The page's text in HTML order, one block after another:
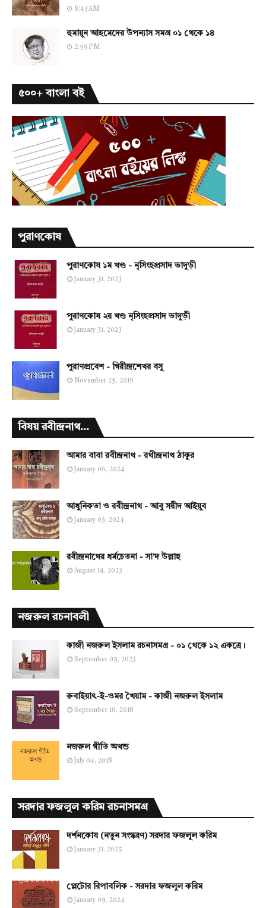
8:43 AM
হুমায়ূন আহমেদের উপন্যাস সমগ্র ০১ থেকে ১৪
2:59 PM
৫০০+ বাংলা বই
পুরাণকোষ
পুরাণকোষ ১ম খণ্ড - নৃসিংহপ্রসাদ ভাদুড়ী
January 31, 2023
পুরাণকোষ ২য় খণ্ড নৃসিংহপ্রসাদ ভাদুড়ী
January 31, 2023
পুরাণপ্রবেশ - গিরীন্দ্রশেখর বসু
November 25, 2019
বিষয় রবীন্দ্রনাথ...
আমার বাবা রবীন্দ্রনাথ - রথীন্দ্রনাথ ঠাকুর
January 06, 2024
আধুনিকতা ও রবীন্দ্রনাথ - আবু সয়ীদ আইয়ুব
January 03, 2024
রবীন্দ্রনাথের ধর্মচেতনা - সা'দ উল্লাহ
August 14, 2023
নজরুল রচনাবলী
কাজী নজরুল ইসলাম রচনাসমগ্র - ০১ থেকে ১২ একত্রে।
September 05, 2023
রুবাইয়াৎ-ই-ওমর খৈয়াম - কাজী নজরুল ইসলাম
September 10, 2018
নজরুল গীতি অখন্ড
July 04, 2018
সরদার ফজলুল করিম রচনাসমগ্র
দর্শনকোষ (নতুন সংস্করণ) সরদার ফজলুল করিম
January 31, 2025
প্লেটোর রিপাবলিক - সরদার ফজলুল করিম
January 09, 2024